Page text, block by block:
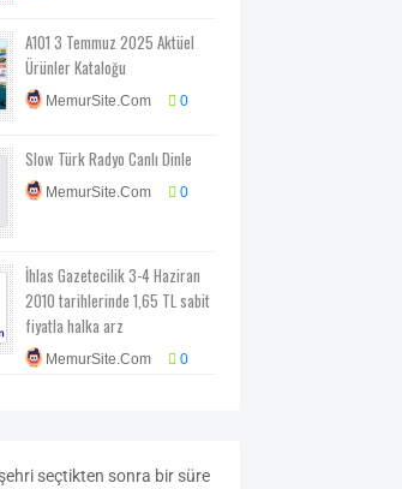
A101 3 Temmuz 2025 Aktüel
Ürünler Kataloğu
MemurSite.Com 0
Slow Türk Radyo Canlı Dinle
MemurSite.Com 0
İhlas Gazetecilik 3-4 Haziran
2010 tarihlerinde 1,65 TL sabit
fiyatla halka arz
MemurSite.Com 0
seçtikten sonra bir süre